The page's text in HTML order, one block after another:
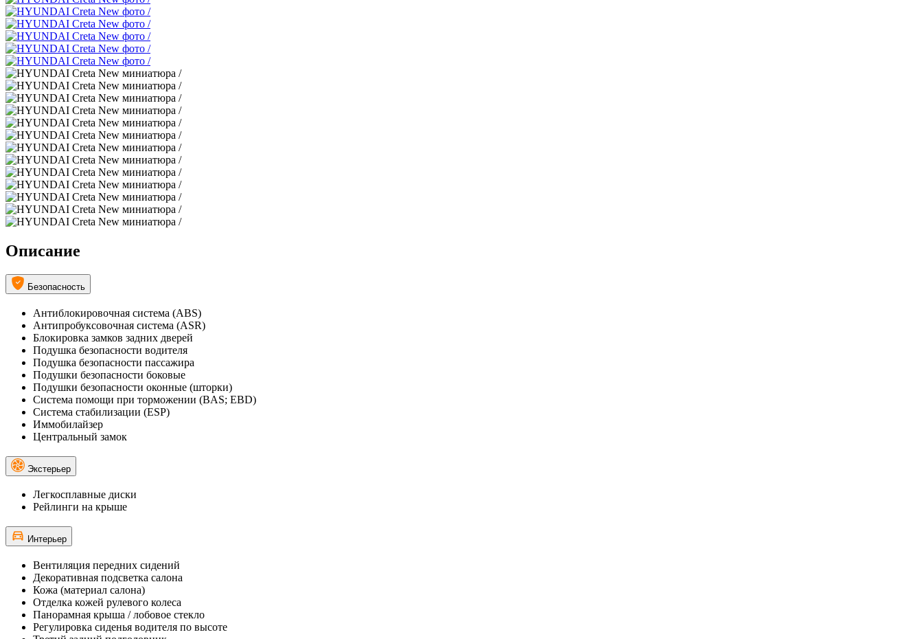
Описание
Безопасность
Антиблокировочная система (ABS)
Антипробуксовочная система (ASR)
Блокировка замков задних дверей
Подушка безопасности водителя
Подушка безопасности пассажира
Подушки безопасности боковые
Подушки безопасности оконные (шторки)
Система помощи при торможении (BAS; EBD)
Система стабилизации (ESP)
Иммобилайзер
Центральный замок
Экстерьер
Легкосплавные диски
Рейлинги на крыше
Интерьер
Вентиляция передних сидений
Декоративная подсветка салона
Кожа (материал салона)
Отделка кожей рулевого колеса
Панорамная крыша / лобовое стекло
Регулировка сиденья водителя по высоте